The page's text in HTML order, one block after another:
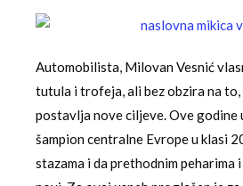
Automobilista, Milovan Vesnić
tutula i trofeja, ali bez obzira na to,
postavlja nove ciljeve. Ove godine
šampion centralne Evrope u klasi
stazama i da prethodnim peharima